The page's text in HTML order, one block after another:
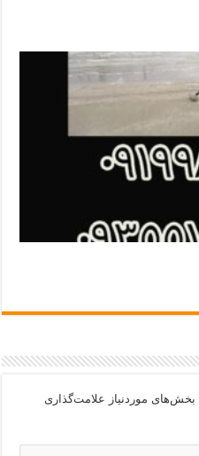
بخش‌های موردنیاز علامت‌گذاری